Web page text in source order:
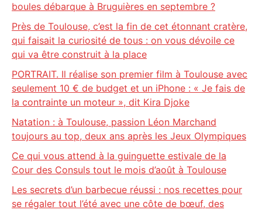
boules débarque à Bruguières en septembre ?
Près de Toulouse, c’est la fin de cet étonnant cratère,
qui faisait la curiosité de tous : on vous dévoile ce
qui va être construit à la place
PORTRAIT. Il réalise son premier film à Toulouse avec
seulement 10 € de budget et un iPhone : « Je fais de
la contrainte un moteur », dit Kira Djoke
Natation : à Toulouse, passion Léon Marchand
toujours au top, deux ans après les Jeux Olympiques
Ce qui vous attend à la guinguette estivale de la
Cour des Consuls tout le mois d’août à Toulouse
Les secrets d’un barbecue réussi : nos recettes pour
se régaler tout l’été avec une côte de bœuf, des